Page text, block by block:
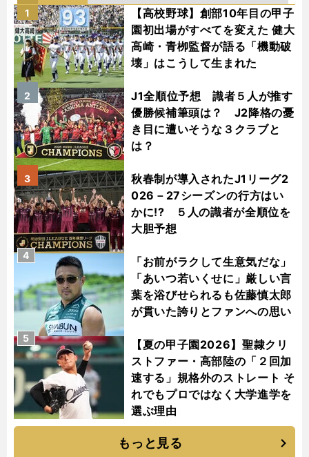
【高校野球】創部10年目の甲子
園初出場がすべてを変えた 健大
高崎・青栁監督が語る「機動破
壊」はこうして生まれた
1
J1全順位予想 識者５人が推す
優勝候補筆頭は？ J2降格の憂
き目に遭いそうな３クラブと
は？
2
秋春制が導入されたJ1リーグ2
026－27シーズンの行方はい
かに!? ５人の識者が全順位を
大胆予想
3
「お前がラクして生意気だな」
「あいつ若いくせに」厳しい言
葉を浴びせられるも佐藤慎太郎
が貫いた誇りとファンへの思い
4
【夏の甲子園2026】聖隷クリ
ストファー・高部陸の「２回加
速する」規格外のストレート そ
れでもプロではなく大学進学を
選ぶ理由
5
もっと見る